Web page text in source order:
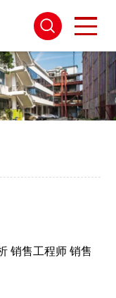
销售工程师 销售